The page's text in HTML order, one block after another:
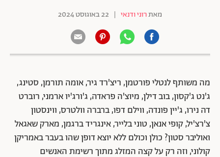
מאתרוני ודנאי | 22 באוגוסט 2024
מה משותף לנטלי פורטמן, ריצ'רד גיר, אומה תורמן, סטינג,
ג'נט ג'קסון, בוב דילן, מיוצ'ה פראדה, ג'ורג'יו ארמני, רוברט
דה נירו, ג'יין פונדה, ווילם דפו, ברברה וולטרס, ווינסטון
צ'רצ'יל, קופי אנאן, טוני בלייר, אינגריד ברגמן, מארק שאגאל
ואוליבר סטון? כולן וכולם ללא יוצא דופן שהו בעבר באמריקן
קולוני, וזה רק על קצה המזלג מתוך רשימת האנשים